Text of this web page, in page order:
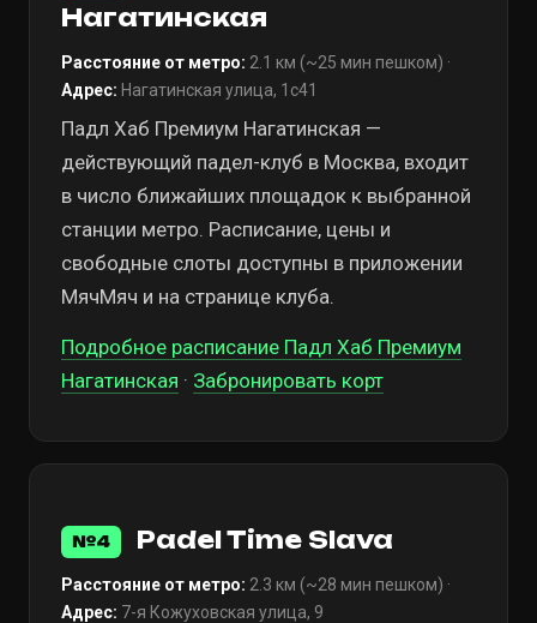
Нагатинская
Расстояние от метро: 2.1 км (~25 мин пешком) ·
Адрес: Нагатинская улица, 1с41
Падл Хаб Премиум Нагатинская —
действующий падел-клуб в Москва, входит
в число ближайших площадок к выбранной
станции метро. Расписание, цены и
свободные слоты доступны в приложении
МячМяч и на странице клуба.
Подробное расписание Падл Хаб Премиум
Нагатинская · Забронировать корт
№4 Padel Time Slava
Расстояние от метро: 2.3 км (~28 мин пешком) ·
Адрес: 7-я Кожуховская улица, 9